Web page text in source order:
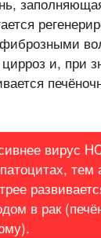
и, при
вирус
тем
в рак